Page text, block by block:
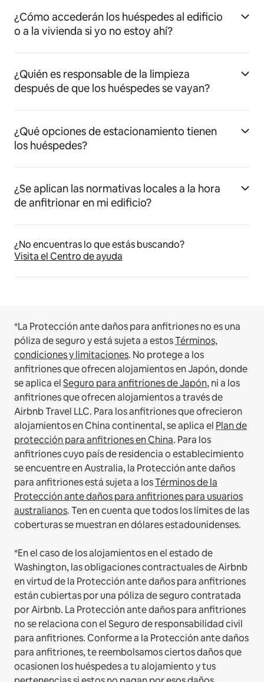
¿Cómo accederán los huéspedes al edificio
o a la vivienda si yo no estoy ahí?
¿Quién es responsable de la limpieza
después de que los huéspedes se vayan?
¿Qué opciones de estacionamiento tienen
los huéspedes?
¿Se aplican las normativas locales a la hora
de anfitrionar en mi edificio?
¿No encuentras lo que estás buscando?
Visita el Centro de ayuda
*La Protección ante daños para anfitriones no es una
póliza de seguro y está sujeta a estosTérminos,
condiciones y limitaciones. No protege a los
anfitriones que ofrecen alojamientos en Japón, donde
se aplica elSeguro para anfitriones de Japón, ni a los
anfitriones que ofrecen alojamientos a través de
Airbnb Travel LLC. Para los anfitriones que ofrecieron
alojamientos en China continental, se aplica el Plan de
protección para anfitriones en China. Para los
anfitriones cuyo país de residencia o establecimiento
se encuentre en Australia, la Protección ante daños
para anfitriones está sujeta a losTérminos de la
Protección ante daños para anfitriones para usuarios
australianos. Ten en cuenta que todos los límites de las
coberturas se muestran en dólares estadounidenses.
*En el caso de los alojamientos en el estado de
Washington, las obligaciones contractuales de Airbnb
en virtud de la Protección ante daños para anfitriones
están cubiertas por una póliza de seguro contratada
por Airbnb. La Protección ante daños para anfitriones
no se relaciona con el Seguro de responsabilidad civil
para anfitriones. Conforme a la Protección ante daños
para anfitriones, te reembolsamos ciertos daños que
ocasionen los huéspedes a tu alojamiento y tus